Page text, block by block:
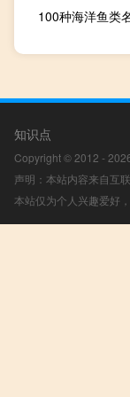
100种海洋鱼类
知识点
Copyright © 2012 -
声明：本站内容来自互
本站仅为个人兴趣爱好